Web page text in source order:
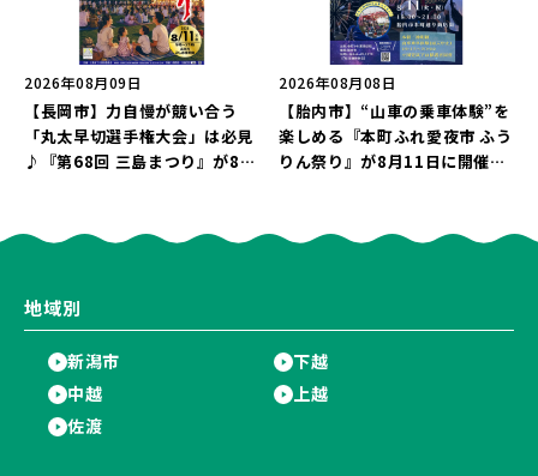
2026年08月09日
【長岡市】力自慢が競い合う
「丸太早切選手権大会」は必見
♪『第68回 三島まつり』が8月
2026年08月08日
【胎内市】“山車の乗車体験”を
楽しめる『本町ふれ愛夜市 ふう
りん祭り』が8月11日に開催！
地域別
新潟市
下越
中越
上越
佐渡